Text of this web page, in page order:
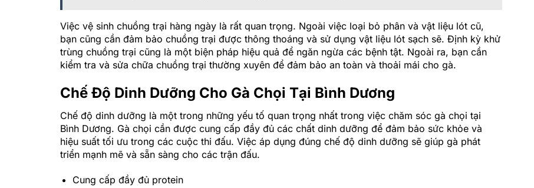
Việc vệ sinh chuồng trại hàng ngày là rất quan trọng. Ngoài việc loại bỏ phân và vật liệu lót cũ,
bạn cũng cần đảm bảo chuồng trại được thông thoáng và sử dụng vật liệu lót sạch sẽ. Định kỳ khử
trùng chuồng trại cũng là một biện pháp hiệu quả để ngăn ngừa các bệnh tật. Ngoài ra, bạn cần
kiểm tra và sửa chữa chuồng trại thường xuyên để đảm bảo an toàn và thoải mái cho gà.
Chế Độ Dinh Dưỡng Cho Gà Chọi Tại Bình Dương
Chế độ dinh dưỡng là một trong những yếu tố quan trọng nhất trong việc chăm sóc gà chọi tại
Bình Dương. Gà chọi cần được cung cấp đầy đủ các chất dinh dưỡng để đảm bảo sức khỏe và
hiệu suất tối ưu trong các cuộc thi đấu. Việc áp dụng đúng chế độ dinh dưỡng sẽ giúp gà phát
triển mạnh mẽ và sẵn sàng cho các trận đấu.
Cung cấp đầy đủ protein